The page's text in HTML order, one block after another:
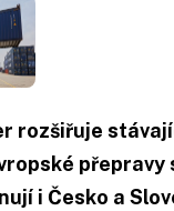
rozšiřuje
i Česko a